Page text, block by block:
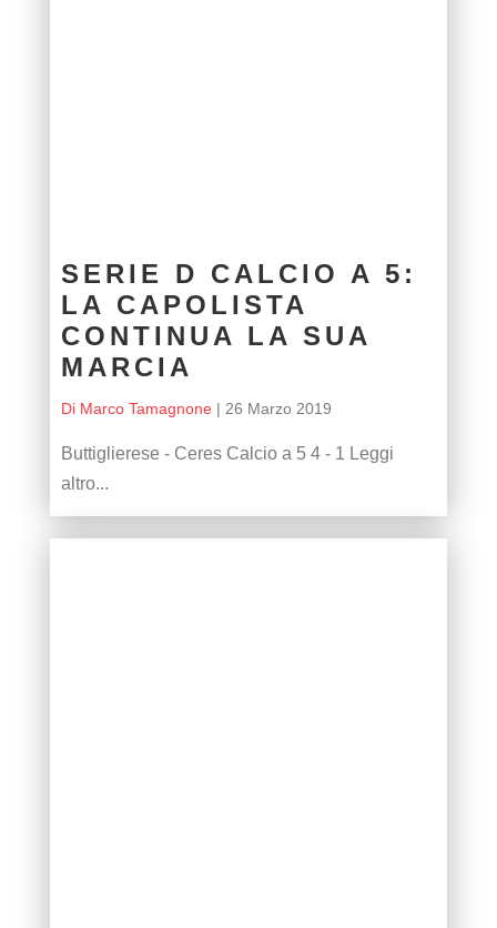
SERIE D CALCIO A 5:
LA CAPOLISTA
CONTINUA LA SUA
MARCIA
Di Marco Tamagnone| 26 Marzo 2019
Buttiglierese - Ceres Calcio a 5 4 - 1 Leggi
altro...